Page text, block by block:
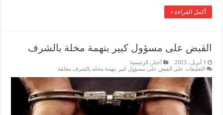
أكمل القراءة »
القبض على مسؤول كبير بتهمة مخلة بالشرف
1 أبريل، 2023 أخبار , الرئيسية
التعليقات على القبض على مسؤول كبير بتهمة مخلة بالشرف مغلقة